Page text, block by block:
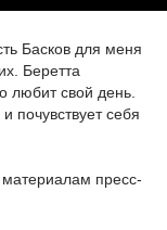
Басков для меня
Беретта
любит свой день.
почувствует себя
пресс-